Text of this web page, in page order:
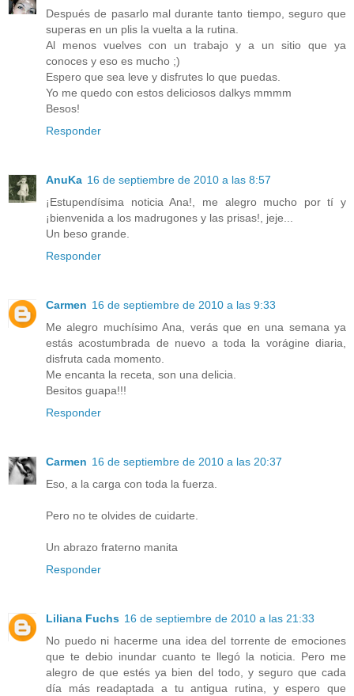
Después de pasarlo mal durante tanto tiempo, seguro que
superas en un plis la vuelta a la rutina.
Al menos vuelves con un trabajo y a un sitio que ya
conoces y eso es mucho ;)
Espero que sea leve y disfrutes lo que puedas.
Yo me quedo con estos deliciosos dalkys mmmm
Besos!
Responder
AnuKa 16 de septiembre de 2010 a las 8:57
¡Estupendísima noticia Ana!, me alegro mucho por tí y
¡bienvenida a los madrugones y las prisas!, jeje...
Un beso grande.
Responder
Carmen 16 de septiembre de 2010 a las 9:33
Me alegro muchísimo Ana, verás que en una semana ya
estás acostumbrada de nuevo a toda la vorágine diaria,
disfruta cada momento.
Me encanta la receta, son una delicia.
Besitos guapa!!!
Responder
Carmen 16 de septiembre de 2010 a las 20:37
Eso, a la carga con toda la fuerza.
Pero no te olvides de cuidarte.
Un abrazo fraterno manita
Responder
Liliana Fuchs 16 de septiembre de 2010 a las 21:33
No puedo ni hacerme una idea del torrente de emociones
que te debio inundar cuanto te llegó la noticia. Pero me
alegro de que estés ya bien del todo, y seguro que cada
día más readaptada a tu antigua rutina, y espero que